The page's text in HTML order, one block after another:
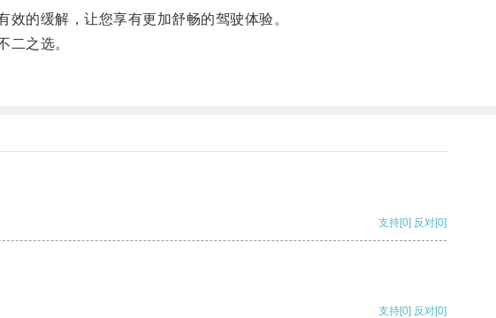
的缓解，让您享有更加舒畅的驾驶体验。
之选。
支持[0] 反对[0]
支持[0] 反对[0]